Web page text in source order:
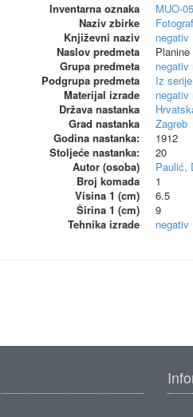
Inventarna oznaka
MUO-
Naziv zbirke
Književni naziv
negativ
Naslov predmeta
Grupa predmeta
negativ
Podgrupa predmeta
Iz
Materijal izrade
negativ
Država nastanka
Grad nastanka
Zagreb
Godina nastanka:
1912
Stoljeće nastanka:
20
Autor (osoba)
Paulić,
Broj komada
1
Visina 1 (cm)
6.5
Širina 1 (cm)
9
Tehnika izrade
negativ